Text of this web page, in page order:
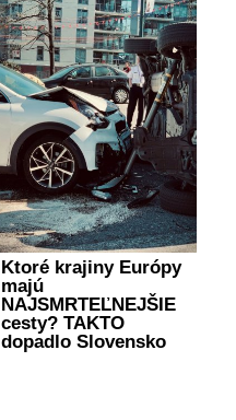
Ktoré krajiny Európy
majú
NAJSMRTEĽNEJŠIE
cesty? TAKTO
dopadlo Slovensko